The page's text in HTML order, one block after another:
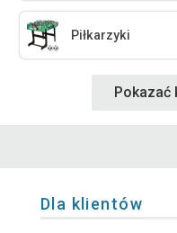
Piłkarzyki
Dla klientów